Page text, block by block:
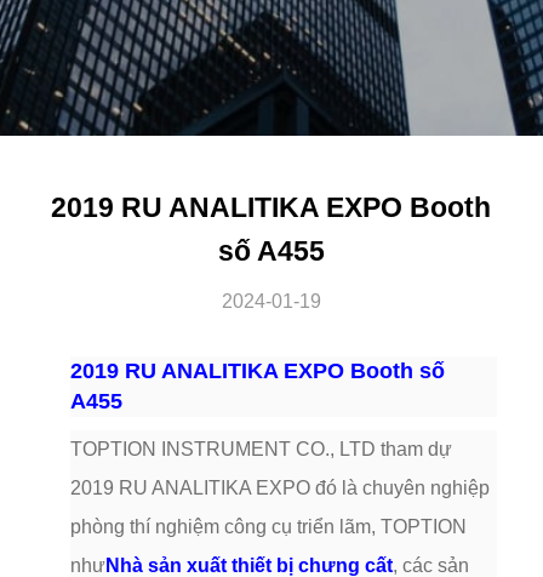
2019 RU ANALITIKA EXPO Booth
số A455
2024-01-19
2019 RU ANALITIKA EXPO Booth số
A455
TOPTION INSTRUMENT CO., LTD tham dự
2019 RU ANALITIKA EXPO đó là chuyên nghiệp
phòng thí nghiệm công cụ triển lãm, TOPTION
nhưNhà sản xuất thiết bị chưng cất, các sản